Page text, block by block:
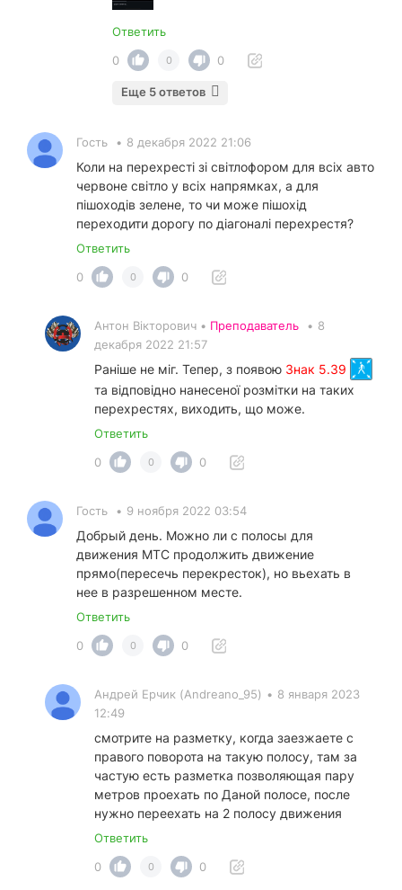
Ответить
0
0 0
Еще 5 ответов
Гость • 8 декабря 2022 21:06
Коли на перехресті зі світлофором для всіх авто
червоне світло у всіх напрямках, а для
пішоходів зелене, то чи може пішохід
переходити дорогу по діагоналі перехрестя?
Ответить
0
0 0
Антон Вікторович • Преподаватель • 8
декабря 2022 21:57
Раніше не міг. Тепер, з появою Знак 5.39
та відповідно нанесеної розмітки на таких
перехрестях, виходить, що може.
Ответить
0
0 0
Гость • 9 ноября 2022 03:54
Добрый день. Можно ли с полосы для
движения МТС продолжить движение
прямо(пересечь перекресток), но вьехать в
нее в разрешенном месте.
Ответить
0
0 0
Андрей Ерчик (Andreano_95) • 8 января 2023
12:49
смотрите на разметку, когда заезжаете с
правого поворота на такую полосу, там за
частую есть разметка позволяющая пару
метров проехать по Даной полосе, после
нужно переехать на 2 полосу движения
Ответить
0
0 0